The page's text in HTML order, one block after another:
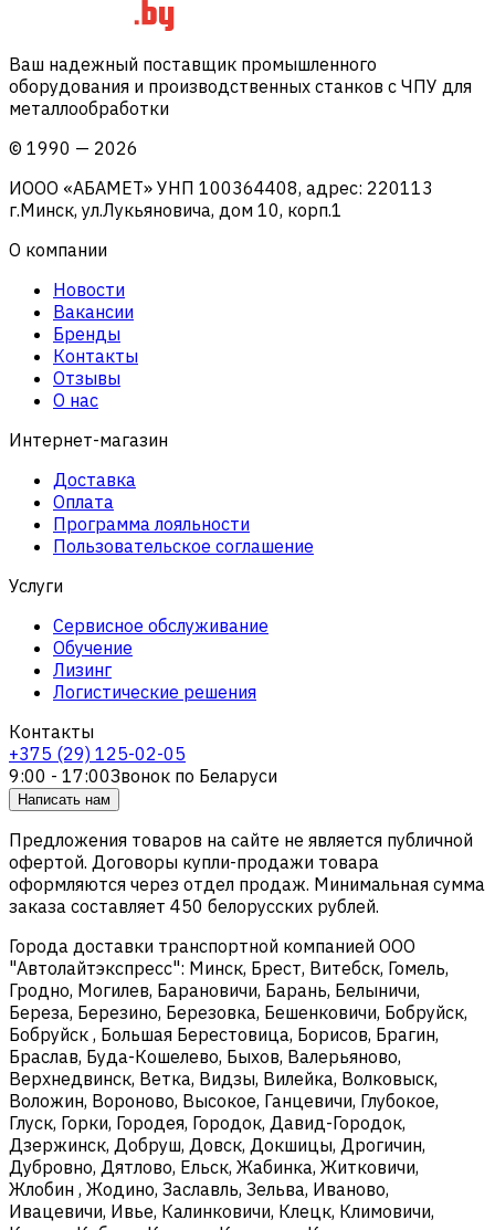
Ваш надежный поставщик промышленного
оборудования и производственных станков с ЧПУ для
металлообработки
© 1990 — 2026
ИООО «АБАМЕТ» УНП 100364408, адрес: 220113
г.Минск, ул.Лукьяновича, дом 10, корп.1
О компании
Новости
Вакансии
Бренды
Контакты
Отзывы
О нас
Интернет-магазин
Доставка
Оплата
Программа лояльности
Пользовательское соглашение
Услуги
Сервисное обслуживание
Обучение
Лизинг
Логистические решения
Контакты
+375 (29) 125-02-05
9:00 - 17:00Звонок по Беларуси
Написать нам
Предложения товаров на сайте не является публичной
офертой. Договоры купли-продажи товара
оформляются через отдел продаж. Минимальная сумма
заказа составляет 450 белорусских рублей.
Города доставки транспортной компанией ООО
"Автолайтэкспресс": Минск, Брест, Витебск, Гомель,
Гродно, Могилев, Барановичи, Барань, Белыничи,
Береза, Березино, Березовка, Бешенковичи, Бобруйск,
Бобруйск , Большая Берестовица, Борисов, Брагин,
Браслав, Буда-Кошелево, Быхов, Валерьяново,
Верхнедвинск, Ветка, Видзы, Вилейка, Волковыск,
Воложин, Вороново, Высокое, Ганцевичи, Глубокое,
Глуск, Горки, Городея, Городок, Давид-Городок,
Дзержинск, Добруш, Довск, Докшицы, Дрогичин,
Дубровно, Дятлово, Ельск, Жабинка, Житковичи,
Жлобин , Жодино, Заславль, Зельва, Иваново,
Ивацевичи, Ивье, Калинковичи, Клецк, Климовичи,